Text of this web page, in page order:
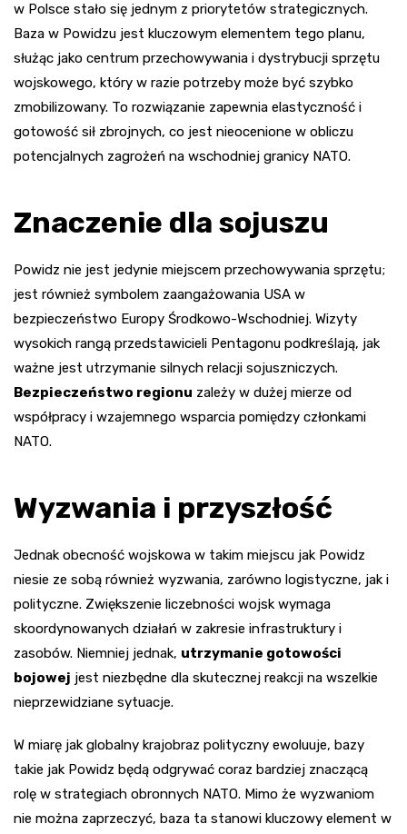
w Polsce stało się jednym z priorytetów strategicznych.
Baza w Powidzu jest kluczowym elementem tego planu,
służąc jako centrum przechowywania i dystrybucji sprzętu
wojskowego, który w razie potrzeby może być szybko
zmobilizowany. To rozwiązanie zapewnia elastyczność i
gotowość sił zbrojnych, co jest nieocenione w obliczu
potencjalnych zagrożeń na wschodniej granicy NATO.
Znaczenie dla sojuszu
Powidz nie jest jedynie miejscem przechowywania sprzętu;
jest również symbolem zaangażowania USA w
bezpieczeństwo Europy Środkowo-Wschodniej. Wizyty
wysokich rangą przedstawicieli Pentagonu podkreślają, jak
ważne jest utrzymanie silnych relacji sojuszniczych.
Bezpieczeństwo regionu zależy w dużej mierze od
współpracy i wzajemnego wsparcia pomiędzy członkami
NATO.
Wyzwania i przyszłość
Jednak obecność wojskowa w takim miejscu jak Powidz
niesie ze sobą również wyzwania, zarówno logistyczne, jak i
polityczne. Zwiększenie liczebności wojsk wymaga
skoordynowanych działań w zakresie infrastruktury i
zasobów. Niemniej jednak, utrzymanie gotowości
bojowej jest niezbędne dla skutecznej reakcji na wszelkie
nieprzewidziane sytuacje.
W miarę jak globalny krajobraz polityczny ewoluuje, bazy
takie jak Powidz będą odgrywać coraz bardziej znaczącą
rolę w strategiach obronnych NATO. Mimo że wyzwaniom
nie można zaprzeczyć, baza ta stanowi kluczowy element w